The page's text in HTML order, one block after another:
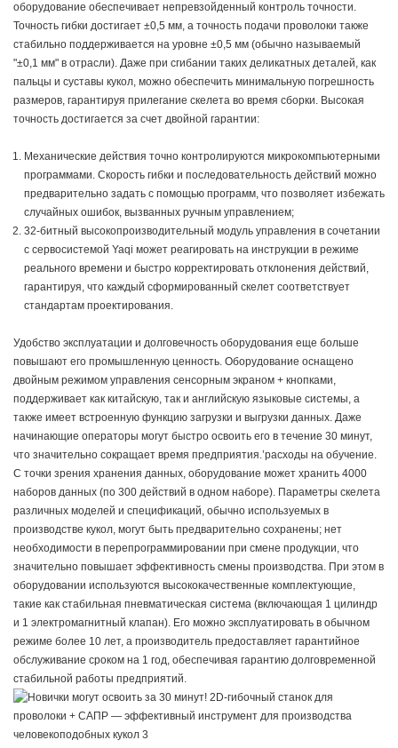
оборудование обеспечивает непревзойденный контроль точности.
Точность гибки достигает ±0,5 мм, а точность подачи проволоки также
стабильно поддерживается на уровне ±0,5 мм (обычно называемый
"±0,1 мм" в отрасли). Даже при сгибании таких деликатных деталей, как
пальцы и суставы кукол, можно обеспечить минимальную погрешность
размеров, гарантируя прилегание скелета во время сборки. Высокая
точность достигается за счет двойной гарантии:
Механические действия точно контролируются микрокомпьютерными
программами. Скорость гибки и последовательность действий можно
предварительно задать с помощью программ, что позволяет избежать
случайных ошибок, вызванных ручным управлением;
32-битный высокопроизводительный модуль управления в сочетании
с сервосистемой Yaqi может реагировать на инструкции в режиме
реального времени и быстро корректировать отклонения действий,
гарантируя, что каждый сформированный скелет соответствует
стандартам проектирования.
Удобство эксплуатации и долговечность оборудования еще больше
повышают его промышленную ценность. Оборудование оснащено
двойным режимом управления сенсорным экраном + кнопками,
поддерживает как китайскую, так и английскую языковые системы, а
также имеет встроенную функцию загрузки и выгрузки данных. Даже
начинающие операторы могут быстро освоить его в течение 30 минут,
что значительно сокращает время предприятия.’расходы на обучение.
С точки зрения хранения данных, оборудование может хранить 4000
наборов данных (по 300 действий в одном наборе). Параметры скелета
различных моделей и спецификаций, обычно используемых в
производстве кукол, могут быть предварительно сохранены; нет
необходимости в перепрограммировании при смене продукции, что
значительно повышает эффективность смены производства. При этом в
оборудовании используются высококачественные комплектующие,
такие как стабильная пневматическая система (включающая 1 цилиндр
и 1 электромагнитный клапан). Его можно эксплуатировать в обычном
режиме более 10 лет, а производитель предоставляет гарантийное
обслуживание сроком на 1 год, обеспечивая гарантию долговременной
стабильной работы предприятий.